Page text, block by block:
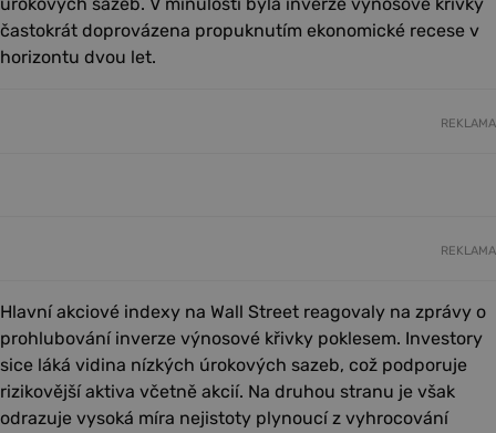
častokrát doprovázena propuknutím ekonomické recese v
horizontu dvou let.
REKLAMA
REKLAMA
Hlavní akciové indexy na Wall Street reagovaly na zprávy o
prohlubování inverze výnosové křivky poklesem. Investory
sice láká vidina nízkých úrokových sazeb, což podporuje
rizikovější aktiva včetně akcií. Na druhou stranu je však
odrazuje vysoká míra nejistoty plynoucí z vyhrocování